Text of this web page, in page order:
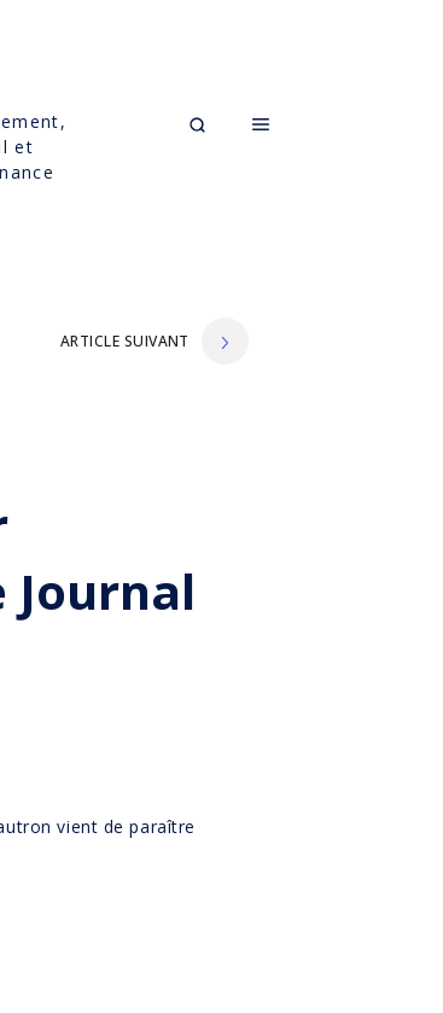
et
ARTICLE SUIVANT
Journal
vient de paraître